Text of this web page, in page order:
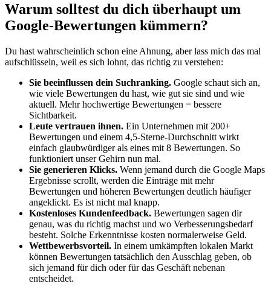
Warum solltest du dich überhaupt um
Google-Bewertungen kümmern?
Du hast wahrscheinlich schon eine Ahnung, aber lass mich das mal
aufschlüsseln, weil es sich lohnt, das richtig zu verstehen:
Sie beeinflussen dein Suchranking. Google schaut sich an,
wie viele Bewertungen du hast, wie gut sie sind und wie
aktuell. Mehr hochwertige Bewertungen = bessere
Sichtbarkeit.
Leute vertrauen ihnen. Ein Unternehmen mit 200+
Bewertungen und einem 4,5-Sterne-Durchschnitt wirkt
einfach glaubwürdiger als eines mit 8 Bewertungen. So
funktioniert unser Gehirn nun mal.
Sie generieren Klicks. Wenn jemand durch die Google Maps
Ergebnisse scrollt, werden die Einträge mit mehr
Bewertungen und höheren Bewertungen deutlich häufiger
angeklickt. Es ist nicht mal knapp.
Kostenloses Kundenfeedback. Bewertungen sagen dir
genau, was du richtig machst und wo Verbesserungsbedarf
besteht. Solche Erkenntnisse kosten normalerweise Geld.
Wettbewerbsvorteil. In einem umkämpften lokalen Markt
können Bewertungen tatsächlich den Ausschlag geben, ob
sich jemand für dich oder für das Geschäft nebenan
entscheidet.